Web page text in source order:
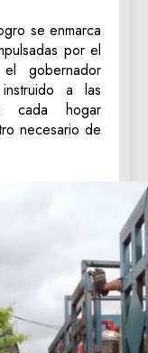
se enmarca
por el
gobernador
a las
cada hogar
necesario de